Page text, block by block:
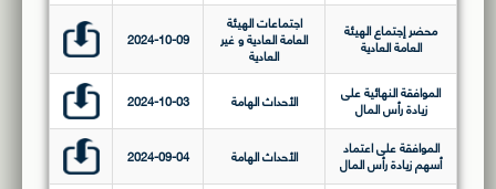
محضر إجتماع الهيئة
العامة العادية
اجتماعات الهيئة
العامة العادية و غير
العادية
2024-10-09
الموافقة النهائية على
زيادة رأس المال الأحداث الهامة 2024-10-03
الموافقة على اعتماد
أسهم زيادة رأس المال الأحداث الهامة 2024-09-04